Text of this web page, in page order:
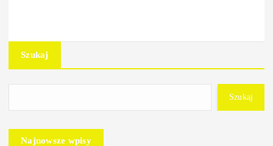
Szukaj
Szukaj
Najnowsze wpisy